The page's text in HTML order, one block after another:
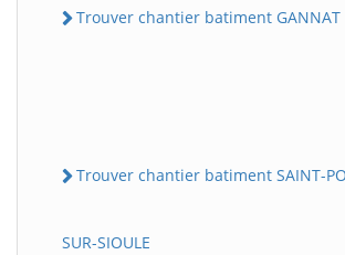
Trouver chantier batiment GANNAT
Trouver chantier batiment SAINT-
SUR-SIOULE